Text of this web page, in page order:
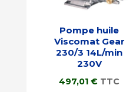
Pompe huile
Viscomat Gear
230/3 14L/min
230V
497,01€ TTC